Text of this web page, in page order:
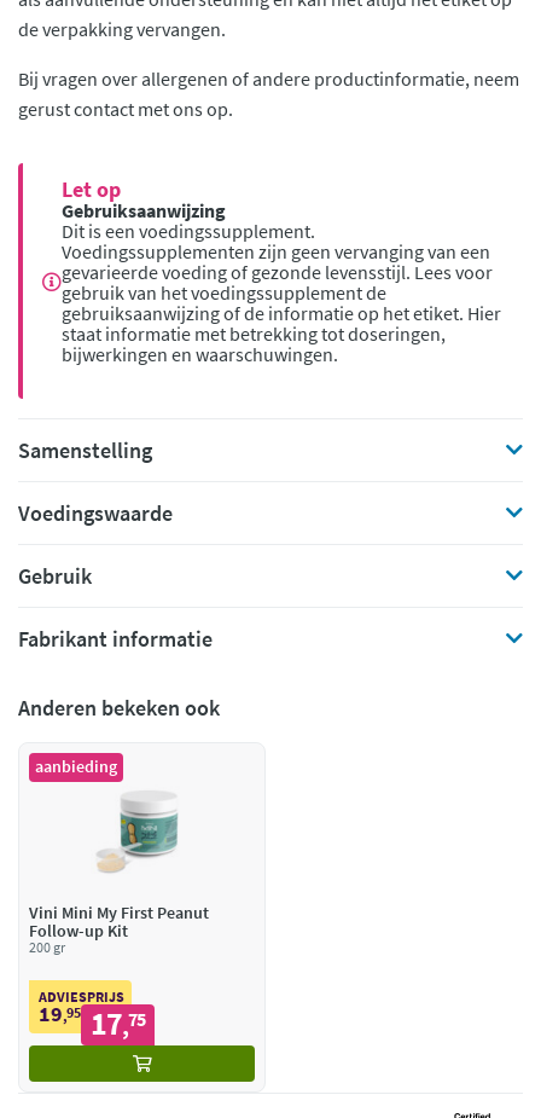
de verpakking vervangen.
Bij vragen over allergenen of andere productinformatie, neem
gerust contact met ons op.
Let op
Gebruiksaanwijzing
Dit is een voedingssupplement.
Voedingssupplementen zijn geen vervanging van een
gevarieerde voeding of gezonde levensstijl. Lees voor
gebruik van het voedingssupplement de
gebruiksaanwijzing of de informatie op het etiket. Hier
staat informatie met betrekking tot doseringen,
bijwerkingen en waarschuwingen.
Samenstelling
Voedingswaarde
Gebruik
Fabrikant informatie
Anderen bekeken ook
aanbieding
Vini Mini My First Peanut
Follow-up Kit
200 gr
ADVIESPRIJS
19,95 17,75